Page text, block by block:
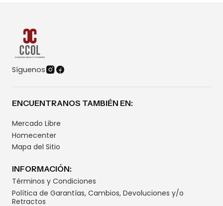
Síguenos
ENCUENTRANOS TAMBIÉN EN:
Mercado Libre
Homecenter
Mapa del Sitio
INFORMACIÓN:
Términos y Condiciones
Política de Garantías, Cambios, Devoluciones y/o
Retractos